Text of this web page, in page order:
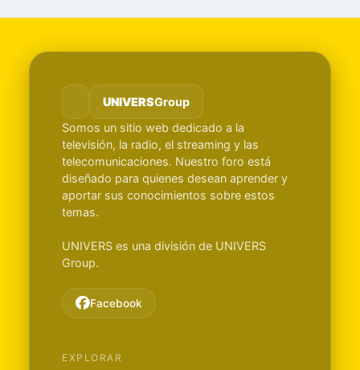
UNIVERSGroup
Somos un sitio web dedicado a la
televisión, la radio, el streaming y las
telecomunicaciones. Nuestro foro está
diseñado para quienes desean aprender y
aportar sus conocimientos sobre estos
temas.
UNIVERS es una división de UNIVERS
Group.
Facebook
EXPLORAR